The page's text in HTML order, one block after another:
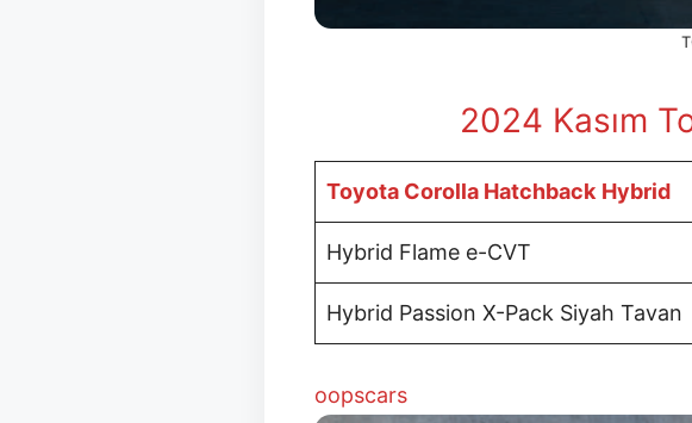
2024 Kasım
Toyota Corolla Hatchback Hybrid
Hybrid Flame e-CVT
Hybrid Passion X-Pack Siyah Tavan
oopscars